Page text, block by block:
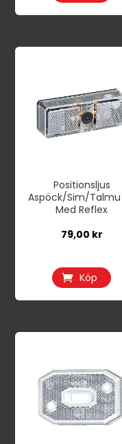
Positionsljus
Aspöck/Sim/Talmu
Med Reflex
79,00 kr
Köp